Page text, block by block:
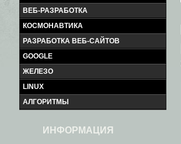
ВЕБ-РАЗРАБОТКА
КОСМОНАВТИКА
РАЗРАБОТКА ВЕБ-САЙТОВ
GOOGLE
ЖЕЛЕЗО
LINUX
АЛГОРИТМЫ
ИНФОРМАЦИЯ